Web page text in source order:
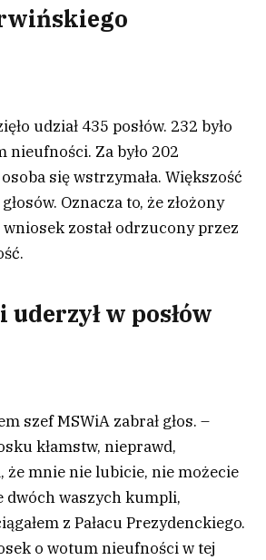
udział 435 posłów. 232 było
Za było 202
się wstrzymała. Większość
Oznacza to, że złożony
wniosek został odrzucony przez
w posłów
szef MSWiA zabrał głos. –
kłamstw, nieprawd,
że mnie nie lubicie, nie możecie
dwóch waszych kumpli,
z Pałacu Prezydenckiego.
o wotum nieufności w tej